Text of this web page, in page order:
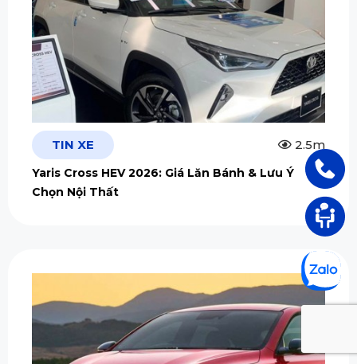
TIN XE 2.5m
Yaris Cross HEV 2026: Giá Lăn Bánh & Lưu Ý
Chọn Nội Thất